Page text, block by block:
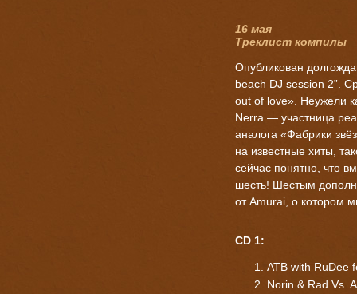
16 мая
Треклист компилы
Опубликован
beach DJ session 2”.
out of love». Неужели
Nerra — участница
аналога «Фабрики
на известные хиты,
сейчас понятно, что
шесть! Шестым
от Amurai, о котором
CD 1:
ATB with RuDee
Norin & Rad Vs.